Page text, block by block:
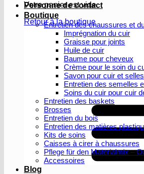
Votre panier est vide.
Retour à la boutique
Personne de contact
Boutique
Entretien des chaussures et
Imprégnation du cuir
Graisse pour joints
Huile de cuir
Baume pour cheveux
Crème pour le soin du
Savon pour cuir et selles
Entretien des semelles
Soins du cuir pour cuir
Entretien des baskets
Brosses
Entretien du bois
Entretien des matières
Kits de soins
Caisses à cirer à chaussures
Pflege für den Materialmix –
Accessoires
Blog